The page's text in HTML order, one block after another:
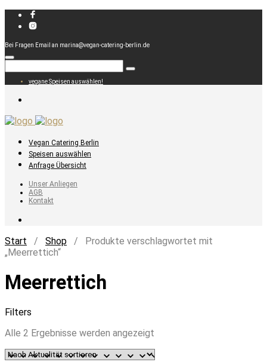
Bei Fragen Email an marina@vegan-catering-berlin.de
vegane Speisen auswählen!
Vegan Catering Berlin
Speisen auswählen
Anfrage Übersicht
Unser Anliegen
AGB
Kontakt
Start / Shop / Produkte verschlagwortet mit
„Meerrettich“
Meerrettich
Filters
Alle 2 Ergebnisse werden angezeigt
sortiert